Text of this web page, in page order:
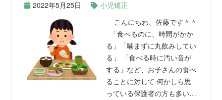
2022年5月25日
小児矯正
こんにちわ、佐藤です＾＾
「食べるのに、時間がかか
る」「噛まずに丸飲みしてい
る」 「食べる時に汚い音が
する」など、お子さんの食べ
ることに対して 何かしら思
っている保護者の方も多い…